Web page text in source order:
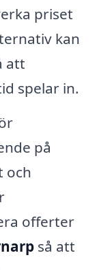
priset
kan
att
spelar in.
på
och
offerter
så att